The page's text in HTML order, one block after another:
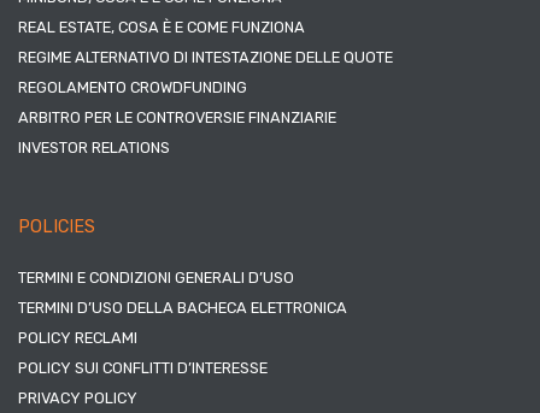
REAL ESTATE, COSA È E COME FUNZIONA
REGIME ALTERNATIVO DI INTESTAZIONE DELLE QUOTE
REGOLAMENTO CROWDFUNDING
ARBITRO PER LE CONTROVERSIE FINANZIARIE
INVESTOR RELATIONS
POLICIES
TERMINI E CONDIZIONI GENERALI D’USO
TERMINI D’USO DELLA BACHECA ELETTRONICA
POLICY RECLAMI
POLICY SUI CONFLITTI D’INTERESSE
PRIVACY POLICY